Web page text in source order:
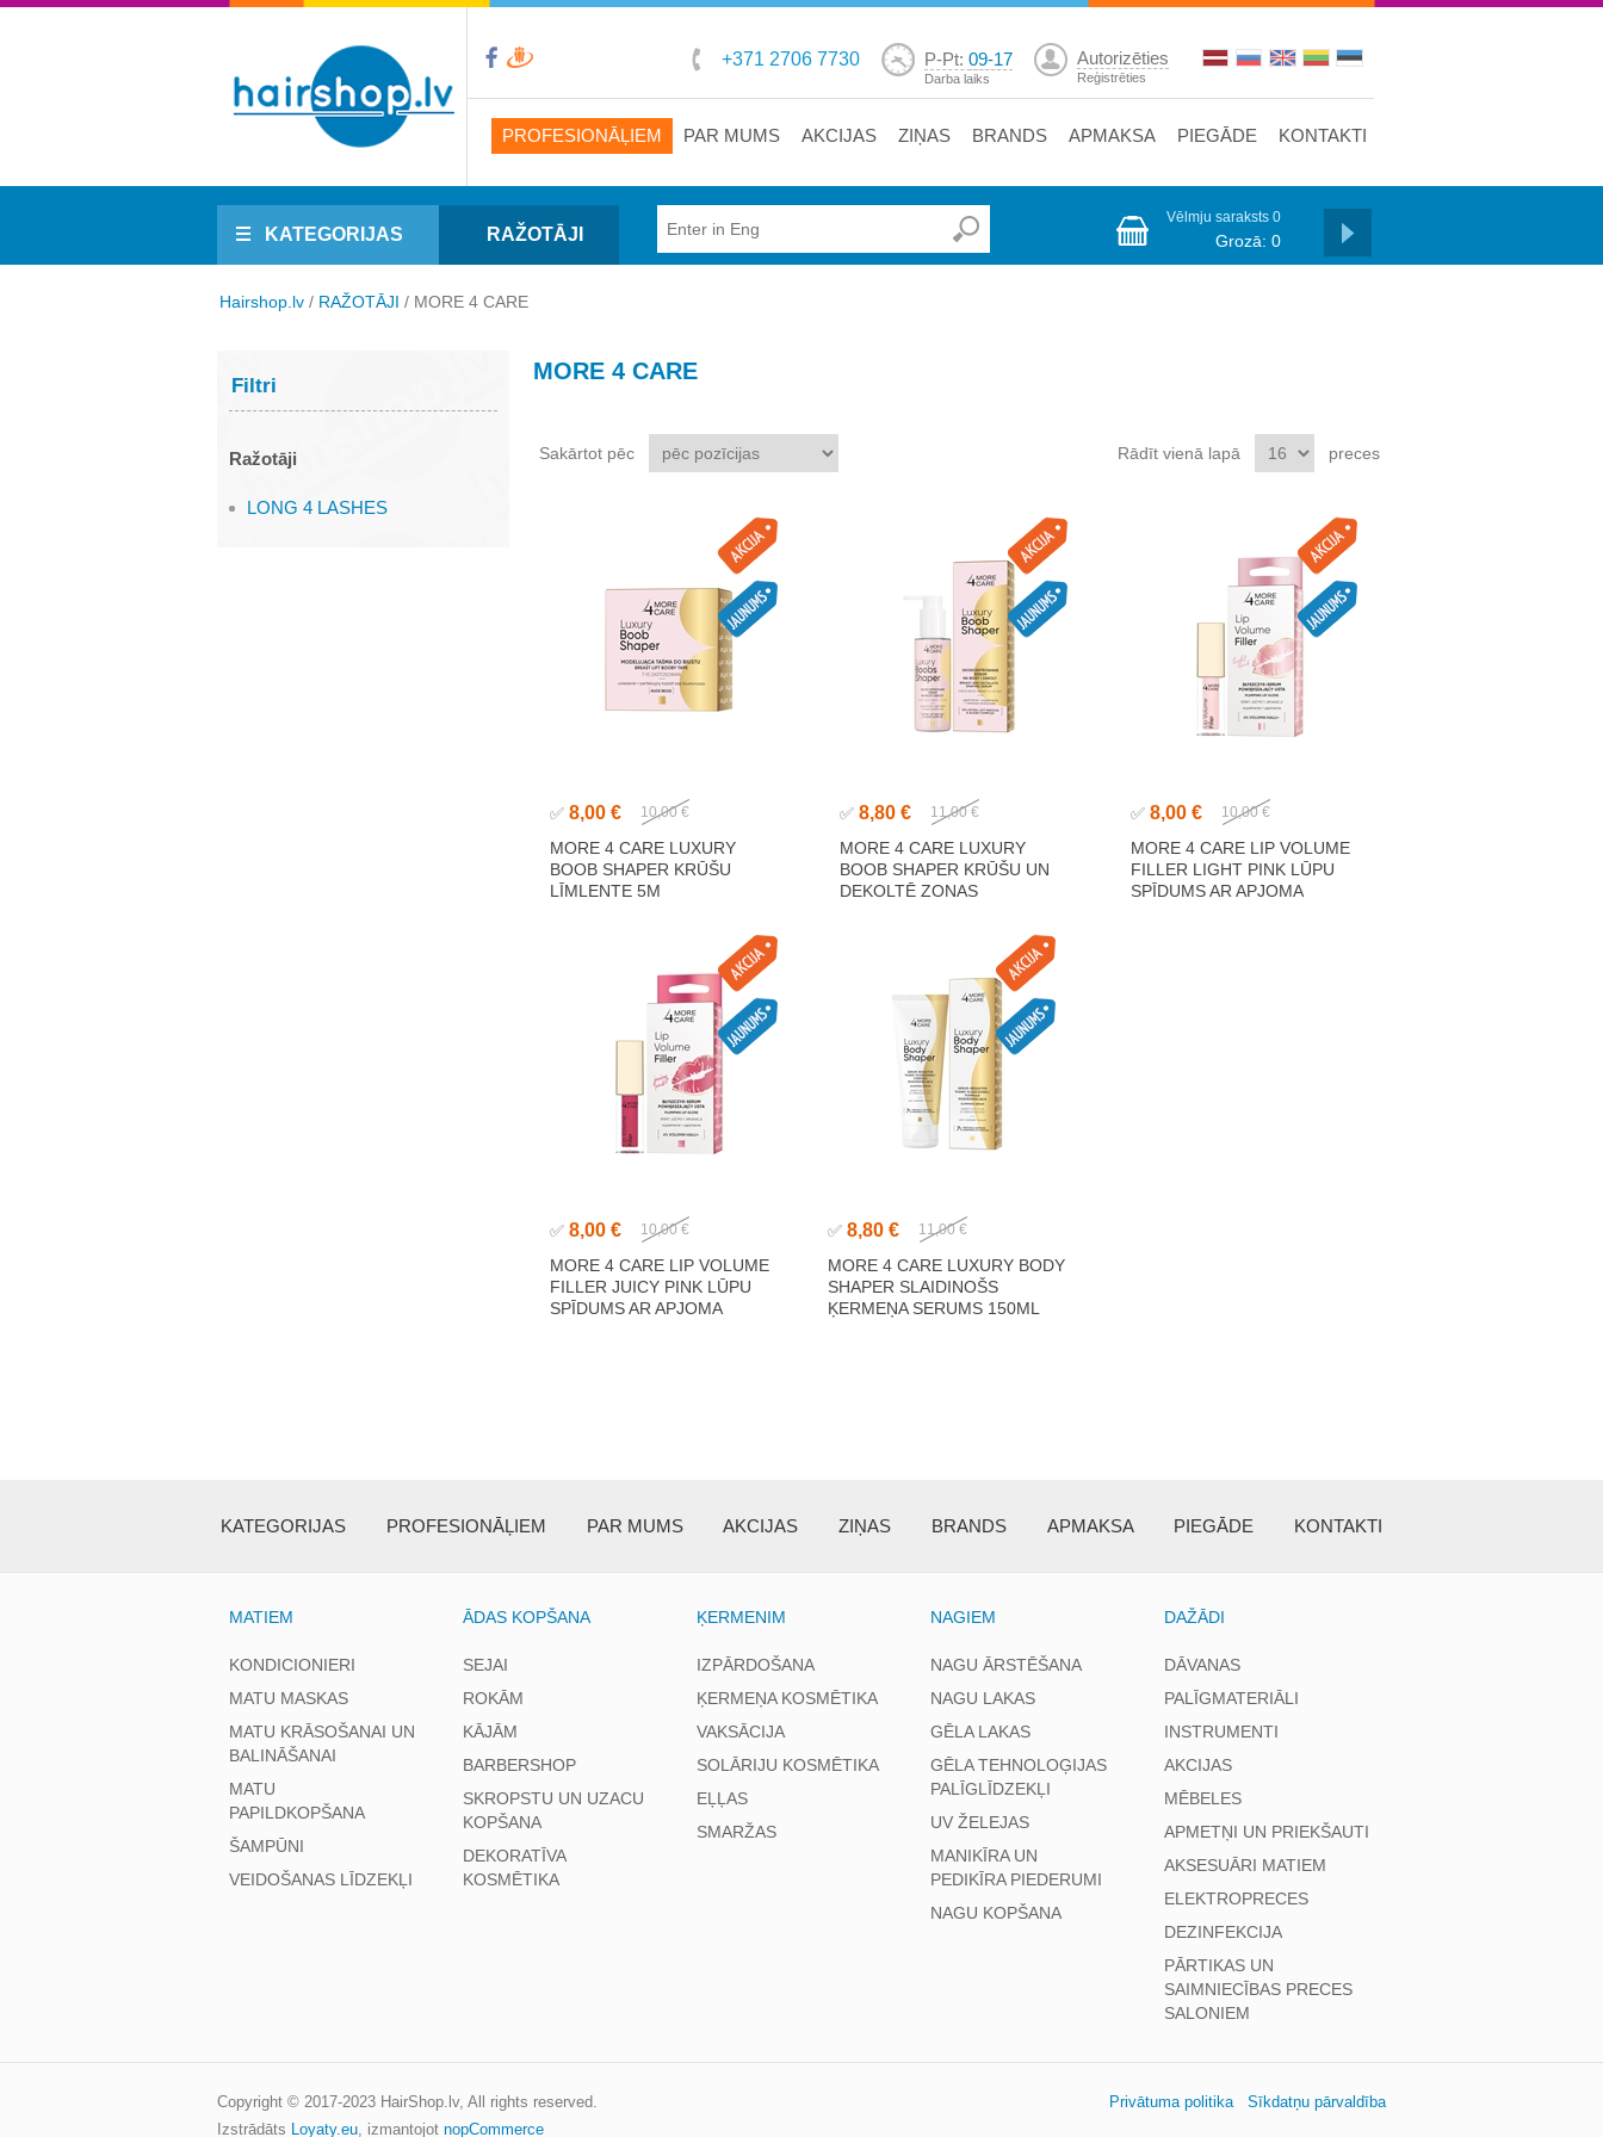
+371 2706 7730 P-Pt: 09-17
Darba laiks
Autorizēties
Reģistrēties
PROFESIONĀĻIEM PAR MUMS AKCIJAS ZIŅAS BRANDS APMAKSA PIEGĀDE KONTAKTI
KATEGORIJAS RAŽOTĀJI
Vēlmju saraksts 0
Grozā: 0
Hairshop.lv / RAŽOTĀJI / MORE 4 CARE
Filtri
Ražotāji
LONG 4 LASHES
MORE 4 CARE
Sakārtot pēc Rādīt vienā lapā preces
✅ 8,00 € 10,00 €
MORE 4 CARE LUXURY
BOOB SHAPER KRŪŠU
LĪMLENTE 5M
✅ 8,80 € 11,00 €
MORE 4 CARE LUXURY
BOOB SHAPER KRŪŠU UN
DEKOLTĒ ZONAS
✅ 8,00 € 10,00 €
MORE 4 CARE LIP VOLUME
FILLER LIGHT PINK LŪPU
SPĪDUMS AR APJOMA
✅ 8,00 € 10,00 €
MORE 4 CARE LIP VOLUME
FILLER JUICY PINK LŪPU
SPĪDUMS AR APJOMA
✅ 8,80 € 11,00 €
MORE 4 CARE LUXURY BODY
SHAPER SLAIDINOŠS
ĶERMEŅA SERUMS 150ML
KATEGORIJAS PROFESIONĀĻIEM PAR MUMS AKCIJAS ZIŅAS BRANDS APMAKSA PIEGĀDE KONTAKTI
MATIEM
KONDICIONIERI
MATU MASKAS
MATU KRĀSOŠANAI UN
BALINĀŠANAI
MATU
PAPILDKOPŠANA
ŠAMPŪNI
VEIDOŠANAS LĪDZEKĻI
ĀDAS KOPŠANA
SEJAI
ROKĀM
KĀJĀM
BARBERSHOP
SKROPSTU UN UZACU
KOPŠANA
DEKORATĪVA
KOSMĒTIKA
ĶERMENIM
IZPĀRDOŠANA
ĶERMEŅA KOSMĒTIKA
VAKSĀCIJA
SOLĀRIJU KOSMĒTIKA
EĻĻAS
SMARŽAS
NAGIEM
NAGU ĀRSTĒŠANA
NAGU LAKAS
GĒLA LAKAS
GĒLA TEHNOLOĢIJAS
PALĪGLĪDZEKĻI
UV ŽELEJAS
MANIKĪRA UN
PEDIKĪRA PIEDERUMI
NAGU KOPŠANA
DAŽĀDI
DĀVANAS
PALĪGMATERIĀLI
INSTRUMENTI
AKCIJAS
MĒBELES
APMETŅI UN PRIEKŠAUTI
AKSESUĀRI MATIEM
ELEKTROPRECES
DEZINFEKCIJA
PĀRTIKAS UN
SAIMNIECĪBAS PRECES
SALONIEM
Copyright © 2017-2023 HairShop.lv, All rights reserved.
Izstrādāts Loyaty.eu, izmantojot nopCommerce
Privātuma politika Sīkdatņu pārvaldība